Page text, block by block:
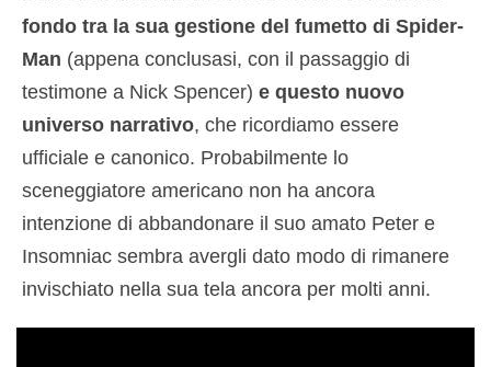
fondo tra la sua gestione del fumetto di Spider-
Man (appena conclusasi, con il passaggio di
testimone a Nick Spencer) e questo nuovo
universo narrativo, che ricordiamo essere
ufficiale e canonico. Probabilmente lo
sceneggiatore americano non ha ancora
intenzione di abbandonare il suo amato Peter e
Insomniac sembra avergli dato modo di rimanere
invischiato nella sua tela ancora per molti anni.